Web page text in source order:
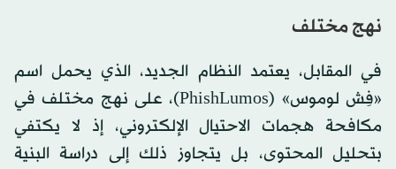
نهج مختلف
في المقابل، يعتمد النظام الجديد، الذي يحمل اسم
«فِش لوموس» (PhishLumos)، على نهج مختلف في
مكافحة هجمات الاحتيال الإلكتروني، إذ لا يكتفي
بتحليل المحتوى، بل يتجاوز ذلك إلى دراسة البنية